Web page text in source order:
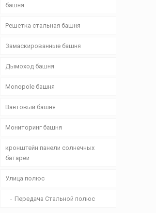
башня
Решетка стальная башня
Замаскированные башня
Дымоход башня
Monopole башня
Вантовый башня
Мониторинг башня
кронштейн панели солнечных
батарей
Улица полюс
Передача Стальной полюс